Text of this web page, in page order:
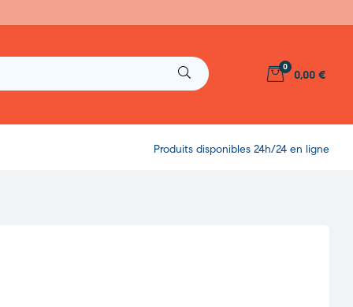
0
0,00 €
Produits disponibles 24h/24 en ligne